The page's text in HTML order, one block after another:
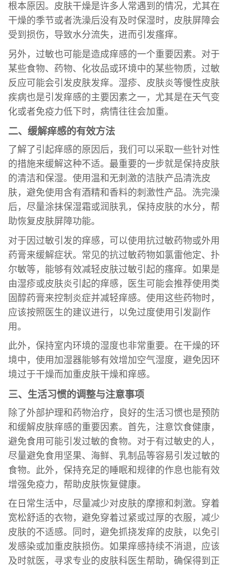
根本原因。皮肤干燥是许多人常遇到的情况，尤其在
干燥的季节或者洗澡后没有及时保湿时，皮肤屏障会
受到损伤，导致水分流失，进而引发瘙痒。
另外，过敏也可能是造成痒感的一个重要因素。对于
某些食物、药物、化妆品或环境中的某些物质，过敏
反应可能会引发皮肤发痒。湿疹、皮肤炎等慢性皮肤
疾病也是引发痒感的主要因素之一，尤其是在天气变
化或者免疫力低下时，病情往往会加重。
二、缓解痒感的有效方法
了解了引起痒感的原因后，我们可以采取一些针对性
的措施来缓解这种不适。最重要的一步就是保持皮肤
的清洁和保湿。使用温和无刺激的洁肤产品清洗皮
肤，避免使用含有酒精和香料的刺激性产品。洗完澡
后，尽量涂抹保湿霜或润肤乳，保持皮肤的水分，帮
助恢复皮肤屏障功能。
对于因过敏引发的痒感，可以使用抗过敏药物或外用
药膏来缓解症状。常见的抗过敏药物如氯雷他定、扑
尔敏等，能够有效减轻皮肤过敏引起的瘙痒。如果是
由湿疹或皮肤炎引起的痒感，医生可能会推荐使用类
固醇药膏来控制炎症并减轻痒感。使用这些药物时，
应该按照医生的建议进行，以免过度使用引发副作
用。
此外，保持室内环境的湿度也非常重要。在干燥的环
境中，使用加湿器能够有效增加空气湿度，避免因环
境过于干燥而加重皮肤干燥和痒感。
三、生活习惯的调整与注意事项
除了外部护理和药物治疗，良好的生活习惯也是预防
和缓解皮肤痒感的重要因素。首先，注意饮食健康，
避免食用可能引发过敏的食物。对于有过敏史的人，
尽量避免食用坚果、海鲜、乳制品等容易引发过敏的
食物。此外，保持充足的睡眠和规律的作息也能有效
增强免疫力，帮助皮肤恢复健康。
在日常生活中，尽量减少对皮肤的摩擦和刺激。穿着
宽松舒适的衣物，避免穿着过紧或过厚的衣服，减少
皮肤的不适感。同时，避免抓挠发痒的皮肤，以免引
发感染或加重皮肤损伤。如果痒感持续不消退，应该
及时就医，寻求专业的皮肤科医生帮助，确保得到正